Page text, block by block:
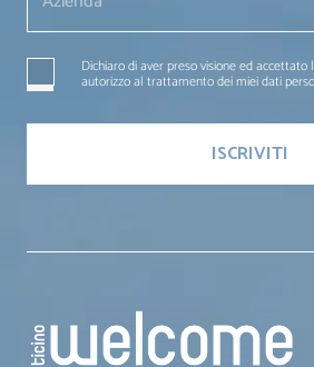
Dichiaro di aver preso visione ed
autorizzo al trattamento dei miei dati